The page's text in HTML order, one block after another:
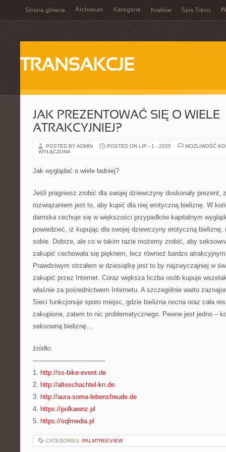
Strona główna Archiwum Kategorie Kraków Spis Treści
TRANSAKCJE
JAK PREZENTOWAĆ SIĘ O WIELE
ATRAKCYJNIEJ?
POSTED BY ADMIN POSTED ON LIP - 1 - 2025
MOŻLIWOŚĆ
WYŁĄCZONA
Jak wyglądać o wiele ładniej?
Jeśli pragniesz zrobić dla swojej dziewczyny doskonały prezent,
rozwiązaniem jest to, aby kupić dla niej erotyczną bieliznę. W
damska cechuje się w większości przypadków kapitalnym
powiedzieć, iż kupując dla swojej dziewczyny erotyczną
sobie. Dobrze, ale co w takim razie możemy zrobić, aby
zakupić cechowała się pięknem, lecz również bardzo
Prawdziwym strzałem w dziesiątkę jest to by najzwyczajniej w
zakupić przez Internet. Coraz większa liczba osób kupuje
właśnie za pośrednictwem Internetu. A szczególnie warto
Sieci funkcjonuje sporo miejsc, gdzie bielizna nocna oraz cała
zakupione, zatem to nic problematycznego. Pewne jest jedno –
seksowną bieliznę…
źródło:
———————————
1. http://ss-bike-event.de
2. http://alteschachtel-kn.de
3. http://aura-soma-lebensfreude.de
4. https://polkawnz.pl
5. https://sqlmedia.pl
CATEGORIES: PALMTREEVIEW